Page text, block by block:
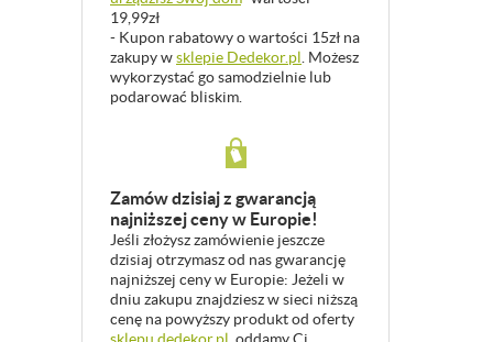
19,99zł
- Kupon rabatowy o wartości 15zł na
zakupy wsklepie Dedekor.pl. Możesz
wykorzystać go samodzielnie lub
podarować bliskim.
Zamów dzisiaj z gwarancją
najniższej ceny w Europie!
Jeśli złożysz zamówienie jeszcze
dzisiaj otrzymasz od nas gwarancję
najniższej ceny w Europie: Jeżeli w
dniu zakupu znajdziesz w sieci niższą
cenę na powyższy produkt od oferty